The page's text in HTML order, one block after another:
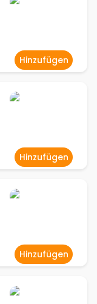
Hinzufügen
Hinzufügen
Hinzufügen